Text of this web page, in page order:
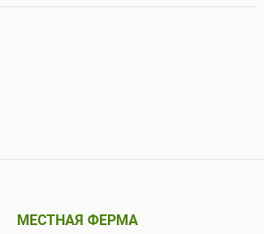
МЕСТНАЯ ФЕРМА